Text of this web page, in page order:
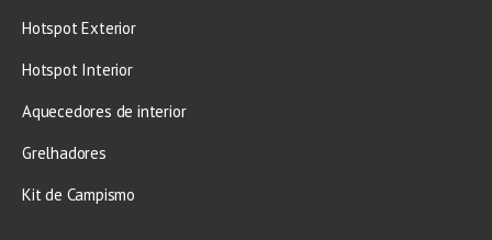
Hotspot Exterior
Hotspot Interior
Aquecedores de interior
Grelhadores
Kit de Campismo